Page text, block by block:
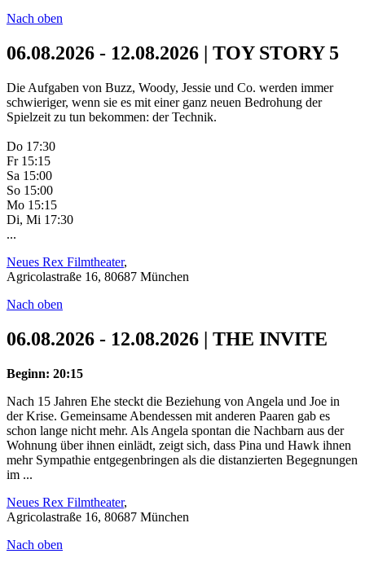
Nach oben
06.08.2026 - 12.08.2026 | TOY STORY 5
Die Aufgaben von Buzz, Woody, Jessie und Co. werden immer
schwieriger, wenn sie es mit einer ganz neuen Bedrohung der
Spielzeit zu tun bekommen: der Technik.
Do 17:30
Fr 15:15
Sa 15:00
So 15:00
Mo 15:15
Di, Mi 17:30
...
Neues Rex Filmtheater,
Agricolastraße 16, 80687 München
Nach oben
06.08.2026 - 12.08.2026 | THE INVITE
Beginn: 20:15
Nach 15 Jahren Ehe steckt die Beziehung von Angela und Joe in
der Krise. Gemeinsame Abendessen mit anderen Paaren gab es
schon lange nicht mehr. Als Angela spontan die Nachbarn aus der
Wohnung über ihnen einlädt, zeigt sich, dass Pina und Hawk ihnen
mehr Sympathie entgegenbringen als die distanzierten Begegnungen
im ...
Neues Rex Filmtheater,
Agricolastraße 16, 80687 München
Nach oben